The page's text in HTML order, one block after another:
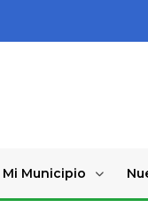
Mi Municipio